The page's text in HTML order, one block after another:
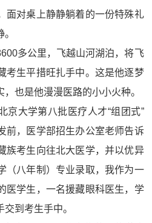
面对桌上静静躺着的一份特殊礼
多公里，飞越山河湖泊，将飞
考生平措旺扎手中。这是他逐梦
也是他漫漫医路的小小火种。
京大学第八批医疗人才“组团式”
前，医学部招生办公室老师告诉
族考生向往北大医学，并以优异
（八年制）专业录取，我作为一
医学生，一名援藏眼科医生，学
到考生手中。